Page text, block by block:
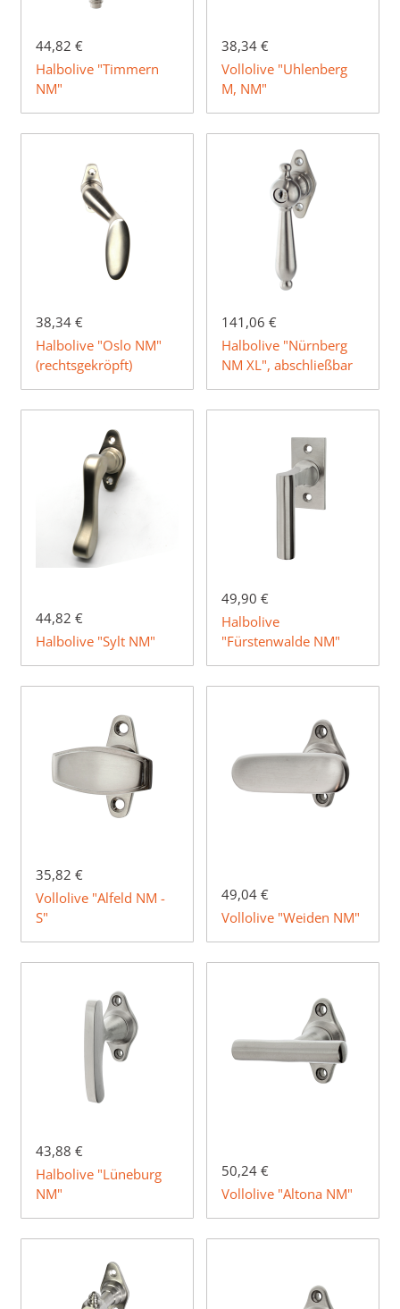
44,82 €
Halbolive "Timmern
NM"
38,34 €
Vollolive "Uhlenberg
M, NM"
38,34 €
Halbolive "Oslo NM"
(rechtsgekröpft)
141,06 €
Halbolive "Nürnberg
NM XL", abschließbar
44,82 €
Halbolive "Sylt NM"
49,90 €
Halbolive
"Fürstenwalde NM"
35,82 €
Vollolive "Alfeld NM -
S"
49,04 €
Vollolive "Weiden NM"
43,88 €
Halbolive "Lüneburg
NM"
50,24 €
Vollolive "Altona NM"